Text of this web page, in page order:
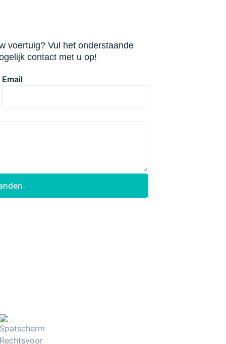
voertuig? Vul het onderstaande
contact met u op!
Email